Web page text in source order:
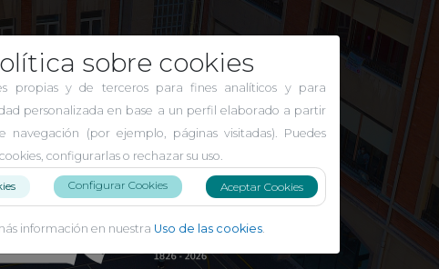
sobre cookies
propias y de terceros para fines analíticos y para
personalizada en base a un perfil elaborado a partir
navegación (por ejemplo, páginas visitadas). Puedes
configurarlas o rechazar su uso.
Configurar Cookies Aceptar Cookies
información en nuestra Uso de las cookies
Carmen Indautxu